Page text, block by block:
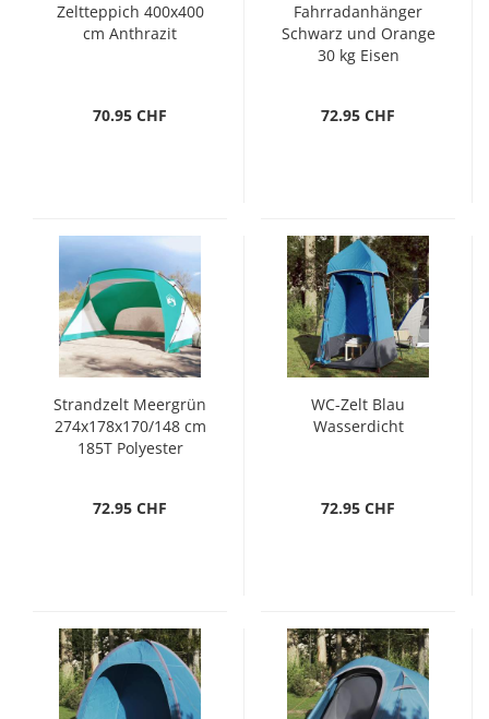
Zeltteppich 400x400
cm Anthrazit
70.95 CHF
Fahrradanhänger
Schwarz und Orange
30 kg Eisen
72.95 CHF
Strandzelt Meergrün
274x178x170/148 cm
185T Polyester
72.95 CHF
WC-Zelt Blau
Wasserdicht
72.95 CHF